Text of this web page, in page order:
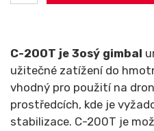
C-200T je 3osý gimbal
užitečné zatížení do
vhodný pro použití na
prostředcích, kde je
stabilizace. C-200T je